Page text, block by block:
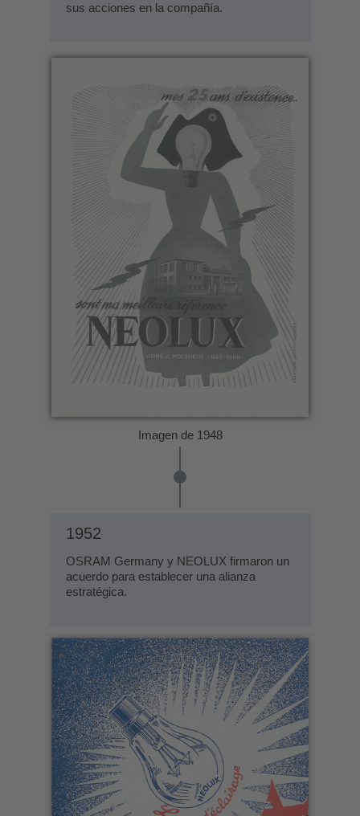
sus acciones en la compañía.
Imagen de 1948
1952
OSRAM Germany y NEOLUX firmaron un
acuerdo para establecer una alianza
estratégica.